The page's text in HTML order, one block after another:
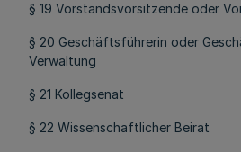
§ 19 Vorstandsvorsitzende oder
§ 20 Geschäftsführerin oder
Verwaltung
§ 21 Kollegsenat
§ 22 Wissenschaftlicher Beirat